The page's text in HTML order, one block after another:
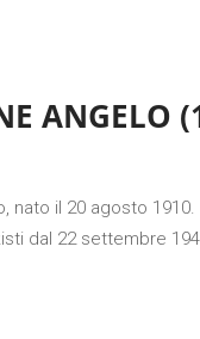
ANGELO
nato il 20 agosto
dal 22 settembre